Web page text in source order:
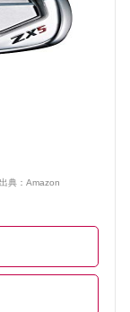
出典： Amazon